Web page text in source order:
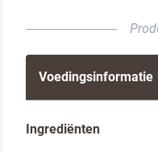
Voedingsinformatie
Ingrediënten